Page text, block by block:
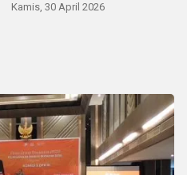
Kamis, 30 April 2026